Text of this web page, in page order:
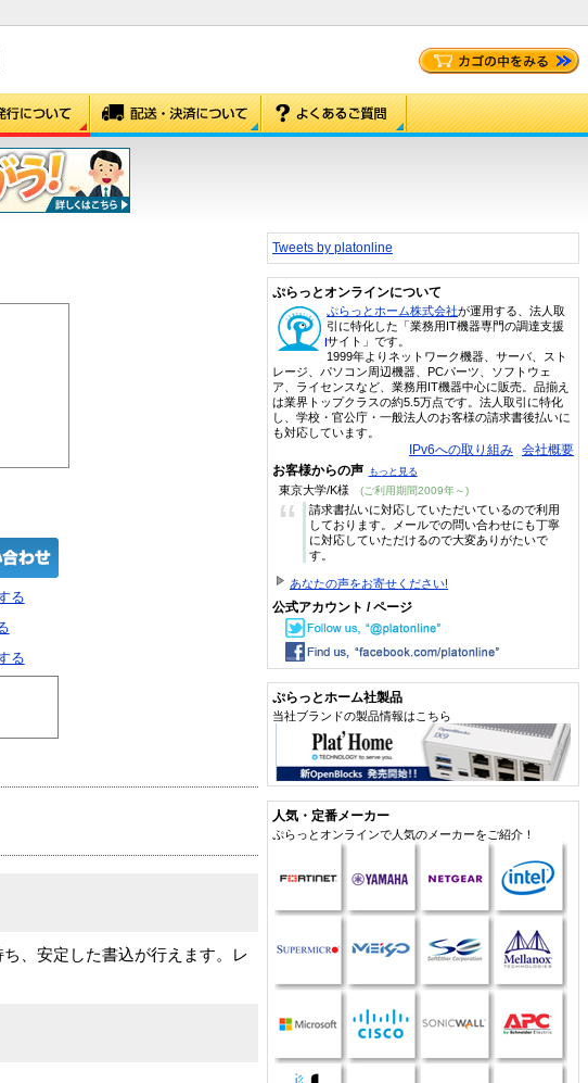
る
る
、安定した書込が行えます。レ
Tweets by platonline
ぷらっとオンラインについて
ぷらっとホーム株式会社が運用する、法人取
引に特化した「業務用IT機器専門の調達支援
サイト」です。
1999年よりネットワーク機器、サーバ、スト
レージ、パソコン周辺機器、PCパーツ、ソフトウェ
ア、ライセンスなど、業務用IT機器中心に販売。品揃え
は業界トップクラスの約5.5万点です。法人取引に特化
し、学校・官公庁・一般法人のお客様の請求書後払いに
も対応しています。
IPv6への取り組み 会社概要
お客様からの声 もっと見る
東京大学/K様 (ご利用期間2009年～)
“
請求書払いに対応していただいているので利用
しております。メールでの問い合わせにも丁寧
に対応していただけるので大変ありがたいで
す。
あなたの声をお寄せください!
公式アカウント / ページ
ぷらっとホーム社製品
当社ブランドの製品情報はこちら
人気・定番メーカー
ぷらっとオンラインで人気のメーカーをご紹介！